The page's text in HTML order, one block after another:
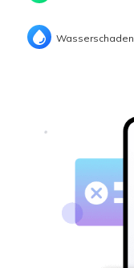
Wasserschaden